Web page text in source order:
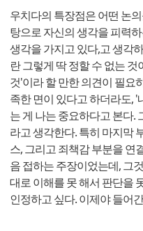
우치다의 특장점은 어떤 논
탕으로 자신의 생각을 피력
생각을 가지고 있다,고 생각
란 그렇게 딱 정할 수 없는
것'이라 할 만한 의견이 필요
족한 면이 있다고 하더라도,
는 게 나는 중요하다고 본다.
라고 생각한다. 특히 마지막
스, 그리고 죄책감 부분을 연
음 접하는 주장이었는데, 그
대로 이해를 못 해서 판단을
인정하고 싶다. 이제야 들어